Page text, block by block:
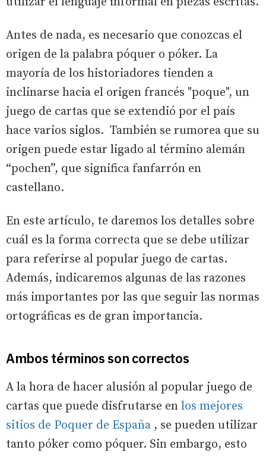
Antes de nada, es necesario que conozcas el
origen de la palabra póquer o póker. La
mayoría de los historiadores tienden a
inclinarse hacia el origen francés "poque", un
juego de cartas que se extendió por el país
hace varios siglos. También se rumorea que su
origen puede estar ligado al término alemán
“pochen”, que significa fanfarrón en
castellano.
En este artículo, te daremos los detalles sobre
cuál es la forma correcta que se debe utilizar
para referirse al popular juego de cartas.
Además, indicaremos algunas de las razones
más importantes por las que seguir las normas
ortográficas es de gran importancia.
Ambos términos son correctos
A la hora de hacer alusión al popular juego de
cartas que puede disfrutarse en los mejores
sitios de Poquer de España , se pueden utilizar
tanto póker como póquer. Sin embargo, esto